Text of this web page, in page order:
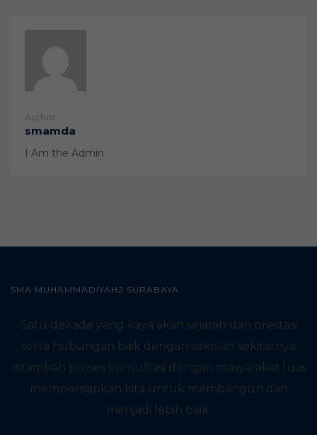
Author:
smamda
I Am the Admin
SMA MUHAMMADIYAH2 SURABAYA
Satu dekade yang kaya akan sejarah dan prestasi
serta hubungan baik dengan sekolah sekitarnya
ditambah proses konsultasi dengan masyarakat luas
mempersiapkan kita untuk membangun dan
menjadi lebih baik.